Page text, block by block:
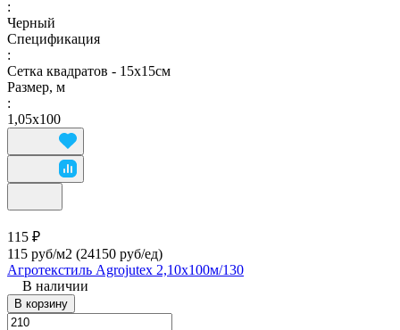
:
Черный
Спецификация
:
Сетка квадратов - 15х15см
Размер, м
:
1,05х100
115 ₽
115 руб/м2 (24150 руб/eд)
Агротекстиль Agrojutex 2,10х100м/130
В наличии
В корзину